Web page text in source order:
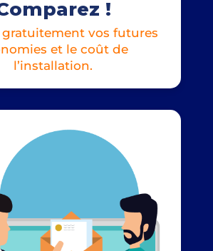
!
gratuitement vos futures
et le coût de
l’installation.